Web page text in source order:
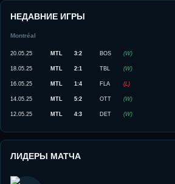
НЕДАВНИЕ ИГРЫ
Montréal
20.05.25 MTL 3:2 BOS (W)
18.05.25 MTL 2:1 TBL (W)
16.05.25 MTL 1:4 FLA (L)
14.05.25 MTL 5:2 OTT (W)
12.05.25 MTL 4:3 DET (W)
ЛИДЕРЫ МАТЧА